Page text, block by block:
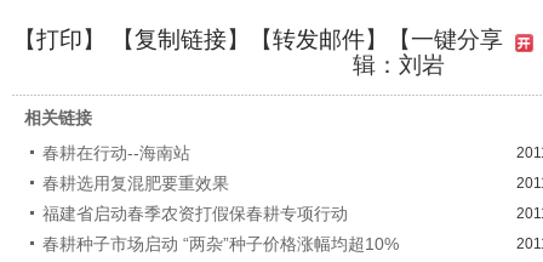
【打印】 【复制链接】【转发邮件】
【一键分享
辑：刘岩
相关链接
春耕在行动--海南站
春耕选用复混肥要重效果
福建省启动春季农资打假保春耕专项行动
春耕种子市场启动 “两杂”种子价格涨幅均超10%